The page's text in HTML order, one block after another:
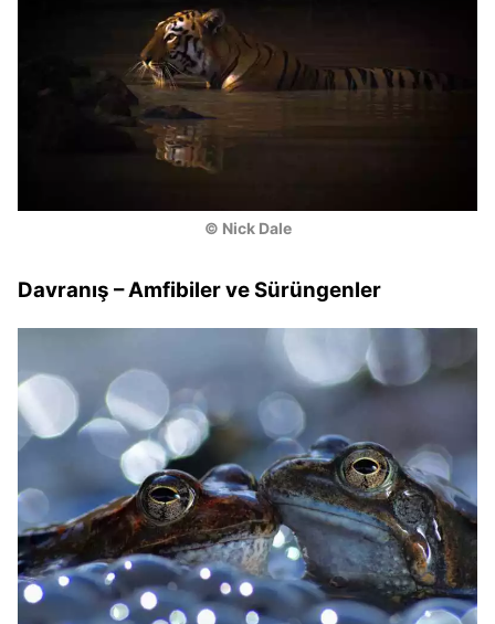
© Nick Dale
Davranış – Amfibiler ve Sürüngenler